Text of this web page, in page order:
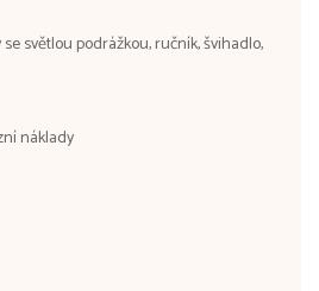
světlou podrážkou, ručník, švihadlo,
náklady